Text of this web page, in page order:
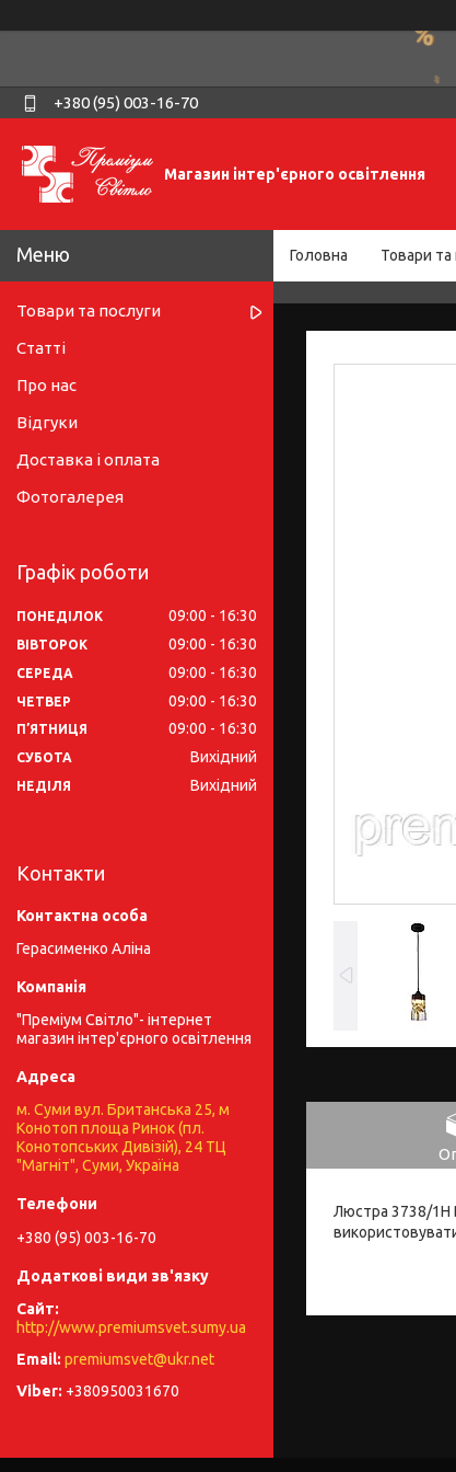
+380 (95) 003-16-70
Магазин інтер'єрного освітлення
Головна Товари та
Люстра 3738/1H
Товари та послуги
Статті
Про нас
Відгуки
Доставка і оплата
Фотогалерея
Графік роботи
ПОНЕДІЛОК 09:00 16:30
ВІВТОРОК 09:00 16:30
СЕРЕДА 09:00 16:30
ЧЕТВЕР 09:00 16:30
ПʼЯТНИЦЯ 09:00 16:30
СУБОТА Вихідний
НЕДІЛЯ Вихідний
Контакти
Герасименко Аліна
"Преміум Світло"- інтернет
магазин інтер'єрного освітлення
м. Суми вул. Британська 25, м
Конотоп площа Ринок (пл.
Конотопських Дивізій), 24 ТЦ
"Магніт", Суми, Україна
+380 (95) 003-16-70
http://www.premiumsvet.sumy.ua
premiumsvet@ukr.net
+380950031670